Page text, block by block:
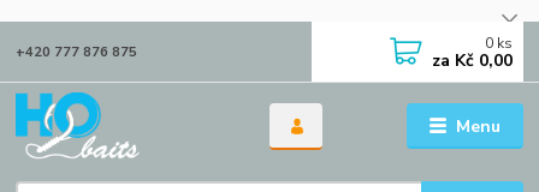
Menu
+420 777 876 875 0 ks
za Kč 0,00